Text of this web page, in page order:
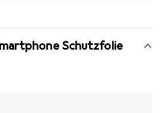
Schutzfolie